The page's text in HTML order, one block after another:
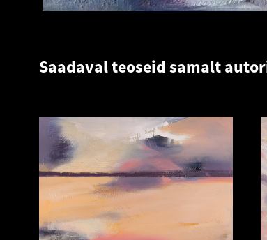
Saadaval teoseid samalt